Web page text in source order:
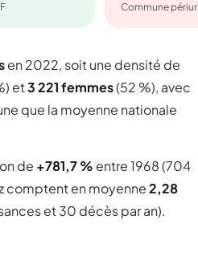
Commune
en 2022, soit une densité de
et3 221 femmes(52 %), avec
que la moyenne nationale
de +781,7 % entre 1968 (704
comptent en moyenne2,28
et 30 décès par an).